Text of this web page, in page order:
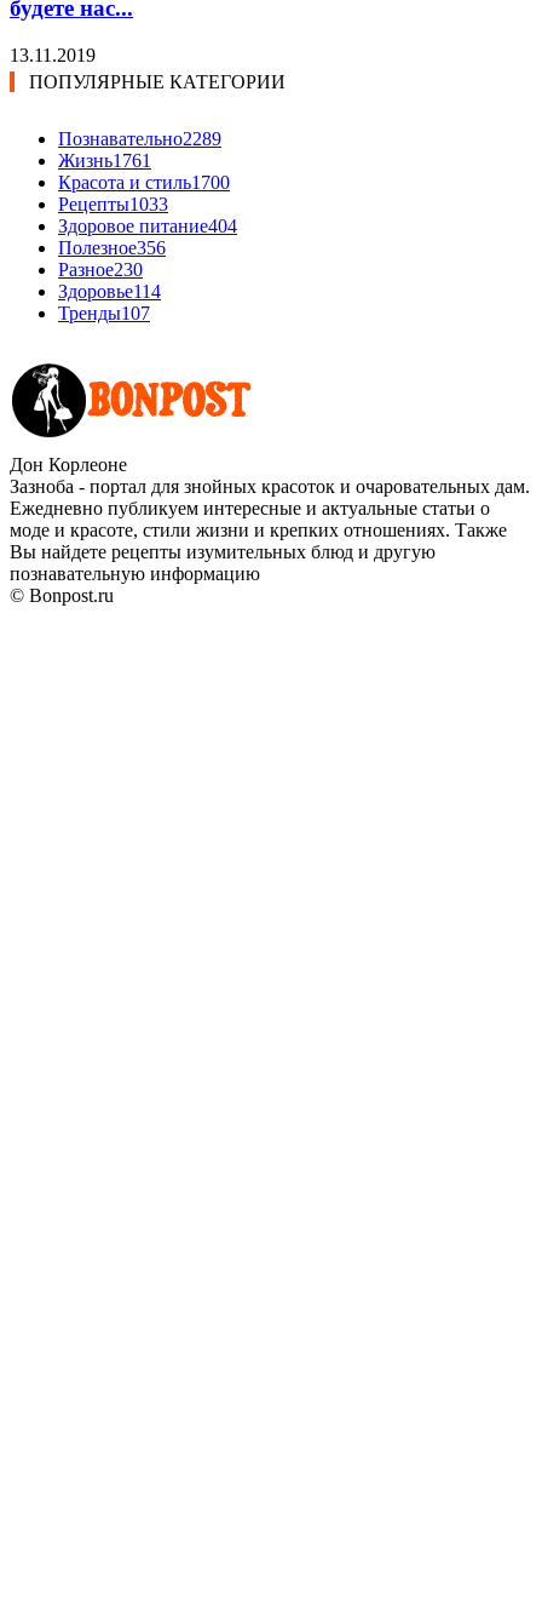
будете нас...
13.11.2019
ПОПУЛЯРНЫЕ КАТЕГОРИИ
Познавательно2289
Жизнь1761
Красота и стиль1700
Рецепты1033
Здоровое питание404
Полезное356
Разное230
Здоровье114
Тренды107
Дон Корлеоне
Зазноба - портал для знойных красоток и очаровательных дам.
Ежедневно публикуем интересные и актуальные статьи о
моде и красоте, стили жизни и крепких отношениях. Также
Вы найдете рецепты изумительных блюд и другую
познавательную информацию
© Bonpost.ru